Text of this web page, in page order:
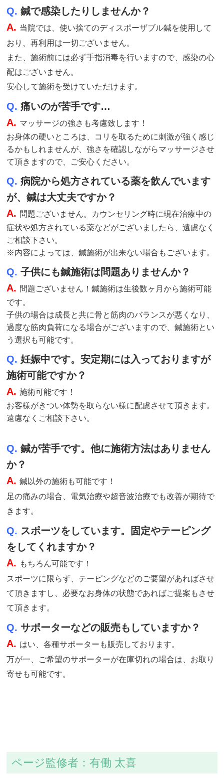
Q.鍼で感染したりしませんか？
A. 当院では、使い捨てのディスポーザブル鍼を使用して
おり、再利用は一切ございません。
また、施術前には必ず手指消毒を行いますので、感染の心
配はございません。
安心して施術を受けていただけます。
Q.痛いのが苦手です…
A. マッサージの強さも考慮致します！
お身体の硬いところは、コリを取るために刺激が強く感じ
るかもしれませんが、強さを確認しながらマッサージさせ
て頂きますので、ご安心ください。
Q.病院から処方されている薬を飲んでいます
が、鍼は大丈夫ですか？
A. 問題ございません。カウンセリング時に現在治療中の
症状や処方されている薬などがございましたら、遠慮なく
ご相談下さい。
※内容によっては、鍼施術が出来ない場合もございます。
Q.子供にも鍼施術は問題ありませんか？
A. 問題ございません！鍼施術は生後数ヶ月から施術可能
です。
子供の場合は成長と共に骨と筋肉のバランスが悪くなり、
過度な筋肉負荷になる場合がございますので、鍼施術とい
う選択も可能です。
Q.妊娠中です。安定期には入っておりますが
施術可能ですか？
A. 施術可能です！
お客様がきつい体勢を取らない様に配慮させて頂きます。
遠慮なくご相談下さい。
Q.鍼が苦手です。他に施術方法はありません
か？
A.鍼以外の施術も可能です！
足の痛みの場合、電気治療や超音波治療でも改善が期待で
きます。
Q. スポーツをしています。固定やテーピング
をしてくれますか？
A. もちろん可能です！
スポーツに限らず、テーピングなどのご要望があればさせ
て頂きますし、必要なお身体の状態であればご提案もさせ
て頂きます。
Q.サポーターなどの販売もしていますか？
A. はい、各種サポーターも販売しております。
万が一、ご希望のサポーターが在庫切れの場合は、お取り
寄せも可能です。
ページ監修者：有働 太喜